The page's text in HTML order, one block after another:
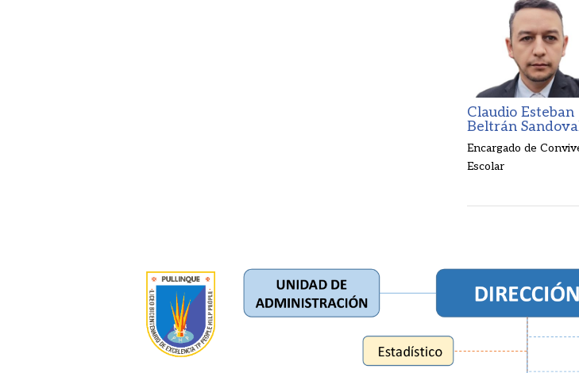
Claudio Esteban
Beltrán
Encargado de
Escolar